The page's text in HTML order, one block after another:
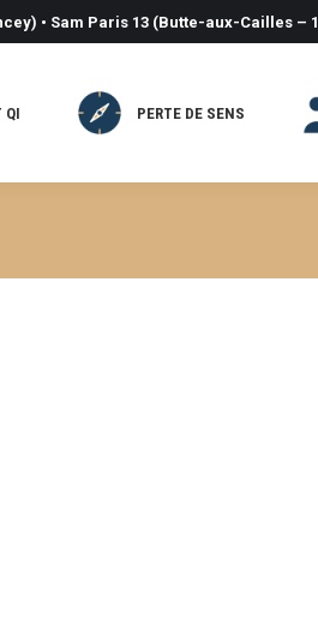
• Sam Paris 13 (Butte-aux-Cailles –
QI PERTE DE SENS